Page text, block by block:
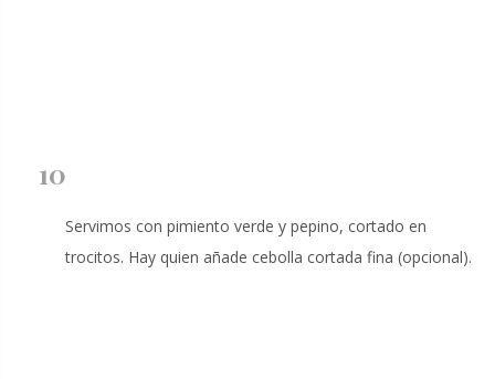
10
Servimos con pimiento verde y pepino, cortado en
trocitos. Hay quien añade cebolla cortada fina (opcional).